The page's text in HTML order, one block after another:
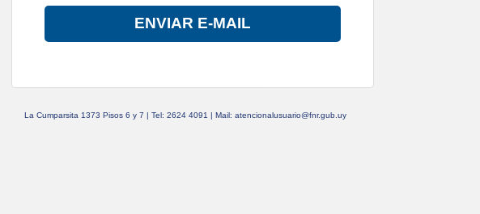
La Cumparsita 1373 Pisos 6 y 7 | Tel: 2624 4091 | Mail: atencionalusuario@fnr.gub.uy